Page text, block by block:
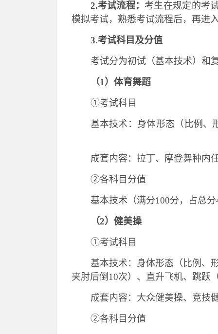
2.考试流程： 考生在规定的考
模拟考试，熟悉考试流程后，再进
3.考试科目及分值
考试分为初试（基本技术）和
（1）体育舞蹈
①考试科目
基本技术：身体形态（比例、
成套内容：拉丁、摩登舞种内
②各科目分值
基本技术（满分100分，占总
（2）健美操
①考试科目
基本技术：身体形态（比例、
夹肘后倒10次）、直升飞机、跳跃
成套内容：大众健美操、竞技
②各科目分值